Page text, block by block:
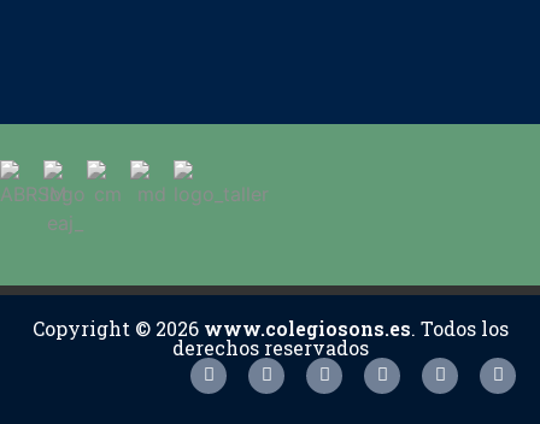
Copyright © 2026 www.colegiosons.es. Todos los
derechos reservados